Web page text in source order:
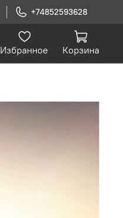
+74852593628
Избранное Корзина